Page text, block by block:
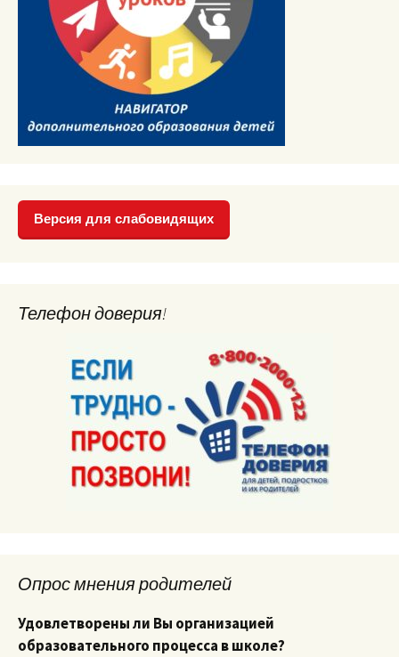
Версия для слабовидящих
Телефон доверия!
Опрос мнения родителей
Удовлетворены ли Вы организацией
образовательного процесса в школе?